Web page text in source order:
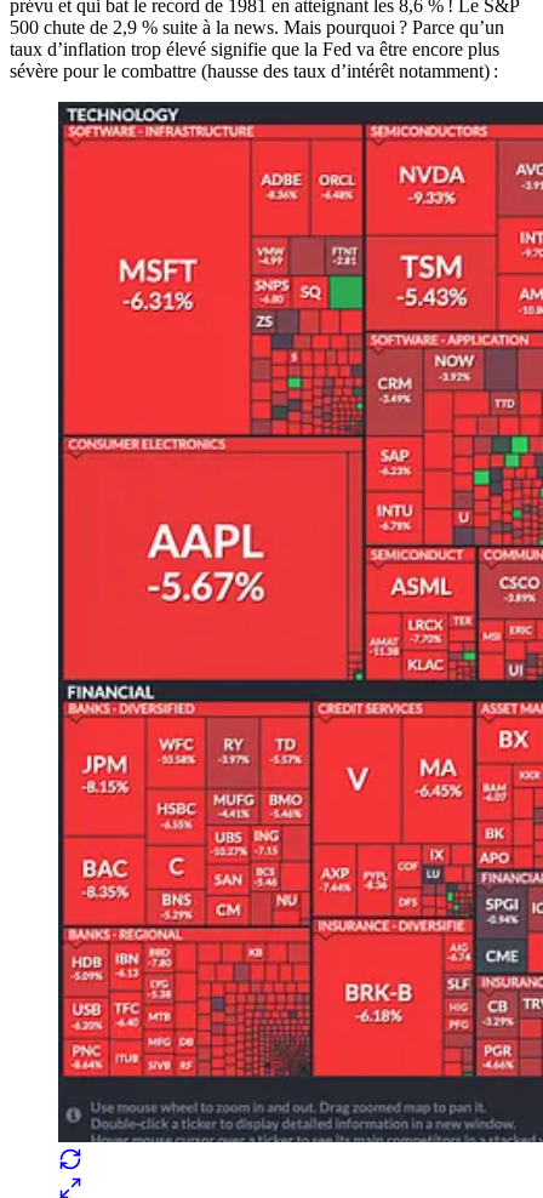
prévu et qui bat le record de 1981 en atteignant les 8,6 % ! Le S&P
500 chute de 2,9 % suite à la news. Mais pourquoi ? Parce qu’un
taux d’inflation trop élevé signifie que la Fed va être encore plus
sévère pour le combattre (hausse des taux d’intérêt notamment) :